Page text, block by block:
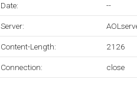
Date: --
Server:
Content-Length: 2126
Connection: close